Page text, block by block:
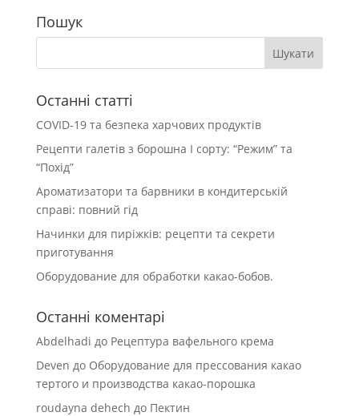
Пошук
Останні статті
COVID-19 та безпека харчових продуктів
Рецепти галетів з борошна І сорту: “Режим” та
“Похід”
Ароматизатори та барвники в кондитерській
справі: повний гід
Начинки для пиріжків: рецепти та секрети
приготування
Оборудование для обработки какао-бобов.
Останні коментарі
Abdelhadi до Рецептура вафельного крема
Deven до Оборудование для прессования какао
тертого и производства какао-порошка
roudayna dehech до Пектин